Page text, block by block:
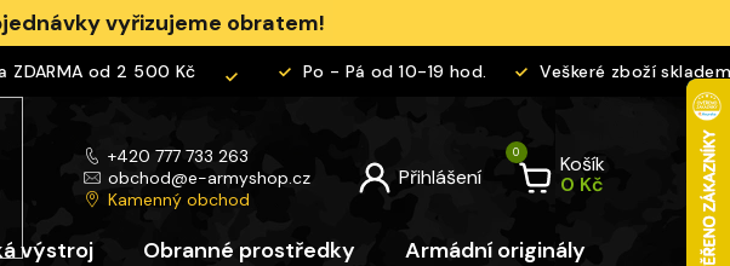
vyřizujeme obratem!
od 2 500 Kč Po - Pá od 10-19 hod. Veškeré zboží skladem
+420 777 733 263
obchod@e-armyshop.cz
Kamenný obchod
Košík
výstroj Obranné prostředky Armádní originály Pro děti